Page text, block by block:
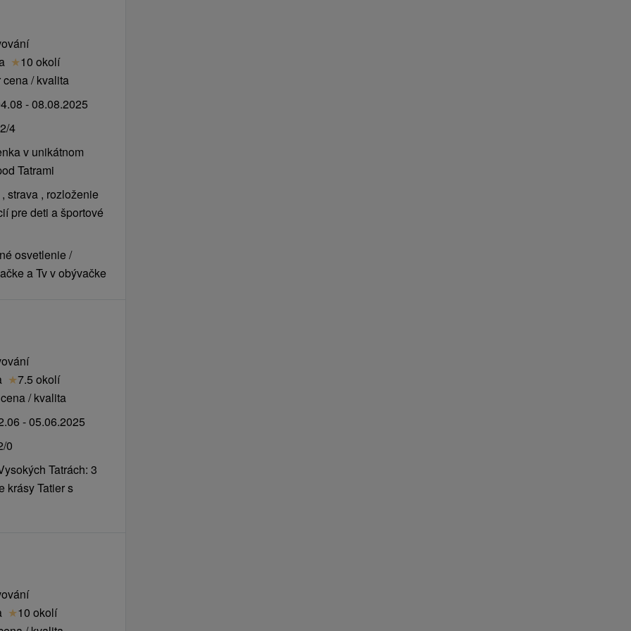
pro děti
v závislosti na
zdarma.
0,80 € / osoba / noc
připojení na
★10 okolí
/ kvalita
- 08.08.2025
2/4
v unikátnom
Tatrami
strava , rozloženie
pre deti a športové
osvetlenie /
a Tv v obývačke
★7.5 okolí
/ kvalita
- 05.06.2025
0
Tatrách: 3
krásy Tatier s
★10 okolí